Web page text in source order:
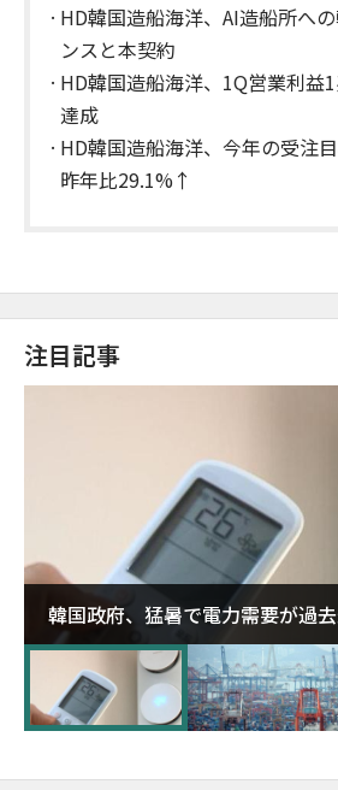
HD韓国造船海洋、AI造船所へ
ンスと本契約
HD韓国造船海洋、1Q営業利益
達成
HD韓国造船海洋、今年の受注
昨年比29.1%↑
注目記事
韓国政府、猛暑で電力需要が過
に需給対応体制を点検